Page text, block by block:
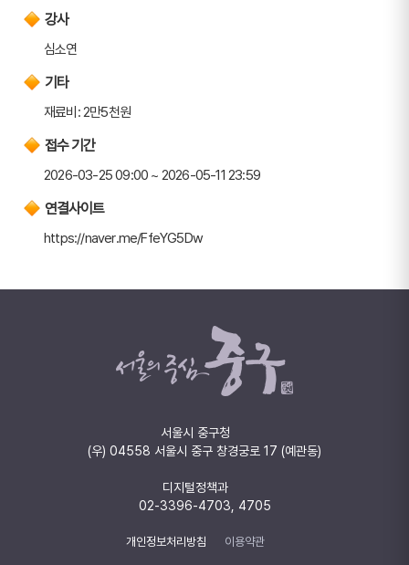
강사
심소연
기타
재료비: 2만5천원
접수 기간
2026-03-25 09:00 ~ 2026-05-11 23:59
연결사이트
https://naver.me/FfeYG5Dw
서울시 중구청
(우) 04558 서울시 중구 창경궁로 17 (예관동)
디지털정책과
02-3396-4703, 4705
개인정보처리방침 이용약관